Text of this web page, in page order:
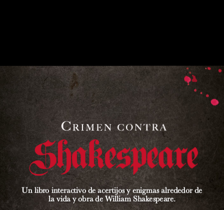
Un libro interactivo de acertijos y enigmas alrededor de
la vida y obra de William Shakespeare.